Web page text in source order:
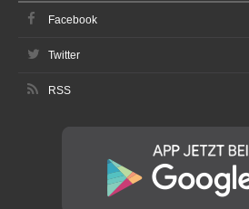
Facebook
Twitter
RSS